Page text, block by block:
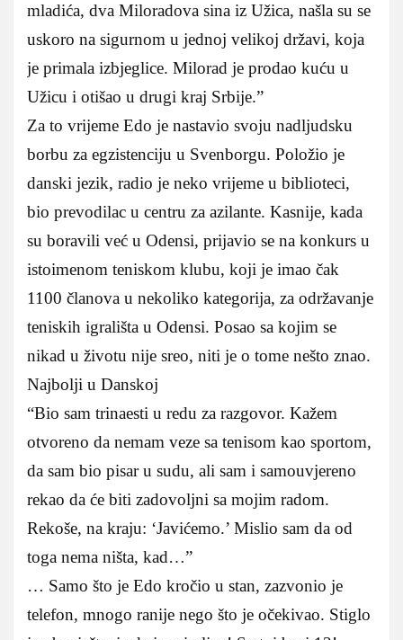
mladića, dva Miloradova sina iz Užica, našla su se
uskoro na sigurnom u jednoj velikoj državi, koja
je primala izbjeglice. Milorad je prodao kuću u
Užicu i otišao u drugi kraj Srbije.”
Za to vrijeme Edo je nastavio svoju nadljudsku
borbu za egzistenciju u Svenborgu. Položio je
danski jezik, radio je neko vrijeme u biblioteci,
bio prevodilac u centru za azilante. Kasnije, kada
su boravili već u Odensi, prijavio se na konkurs u
istoimenom teniskom klubu, koji je imao čak
1100 članova u nekoliko kategorija, za održavanje
teniskih igrališta u Odensi. Posao sa kojim se
nikad u životu nije sreo, niti je o tome nešto znao.
Najbolji u Danskoj
“Bio sam trinaesti u redu za razgovor. Kažem
otvoreno da nemam veze sa tenisom kao sportom,
da sam bio pisar u sudu, ali sam i samouvjereno
rekao da će biti zadovoljni sa mojim radom.
Rekoše, na kraju: ‘Javićemo.’ Mislio sam da od
toga nema ništa, kad…”
… Samo što je Edo kročio u stan, zazvonio je
telefon, mnogo ranije nego što je očekivao. Stiglo